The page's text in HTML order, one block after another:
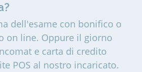
dell'esame con bonifico o
on line. Oppure il giorno
e carta di credito
POS al nostro incaricato.